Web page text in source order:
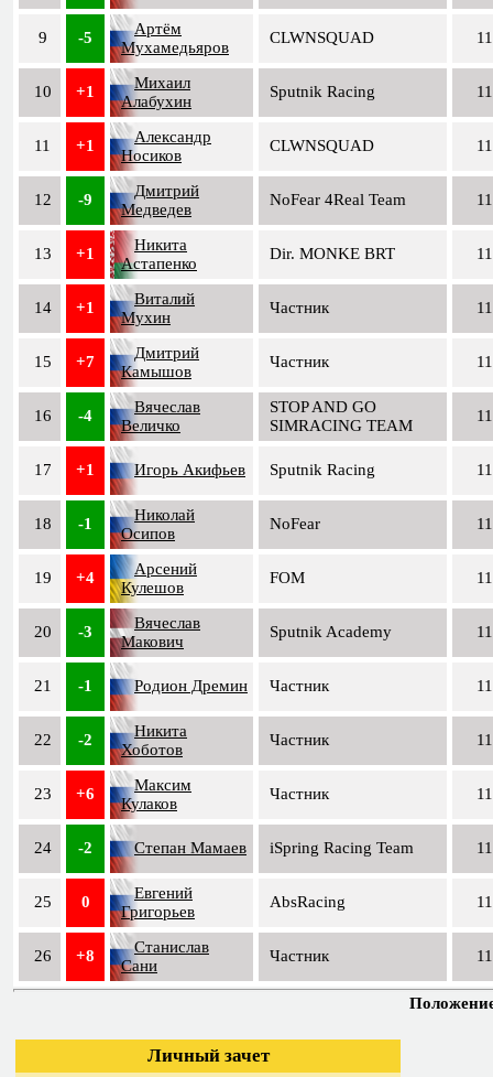
9 -5
Артём
Мухамедьяров
CLWNSQUAD 11
10 +1
Михаил
Алабухин
Sputnik Racing 11
11 +1
Александр
Носиков
CLWNSQUAD 11
12 -9
Дмитрий
Медведев
NoFear 4Real Team 11
13 +1
Никита
Астапенко
Dir. MONKE BRT 11
14 +1
Виталий
Мухин
Частник 11
15 +7
Дмитрий
Камышов
Частник 11
16 -4
Вячеслав
Величко
STOP AND GO
SIMRACING TEAM
11
17 +1 Игорь Акифьев Sputnik Racing 11
18 -1
Николай
Осипов
NoFear 11
19 +4
Арсений
Кулешов
FOM 11
20 -3
Вячеслав
Макович
Sputnik Academy 11
21 -1 Родион Дремин Частник 11
22 -2
Никита
Хоботов
Частник 11
23 +6
Максим
Кулаков
Частник 11
24 -2 Степан Мамаев iSpring Racing Team 11
25 0
Евгений
Григорьев
AbsRacing 11
26 +8
Станислав
Сани
Частник 11
Положение
Личный зачет